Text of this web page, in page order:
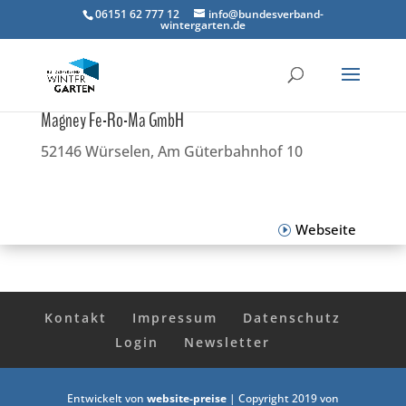
06151 62 777 12 info@bundesverband-
wintergarten.de
Magney Fe-Ro-Ma GmbH
52146 Würselen, Am Güterbahnhof 10
Webseite
Kontakt Impressum
Datenschutz
Login
Newsletter
Entwickelt von website-preise| Copyright 2019 von